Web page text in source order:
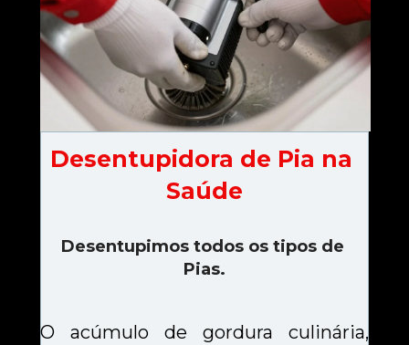
Desentupidora de Pia na
Saúde
Desentupimos todos os tipos de
Pias.
O acúmulo de gordura culinária,